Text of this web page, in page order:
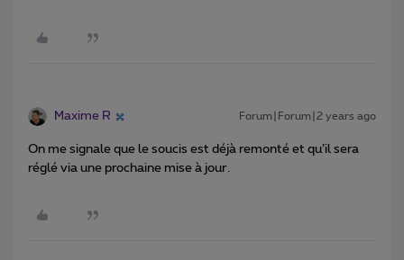
Maxime R Forum|Forum|2 years ago
On me signale que le soucis est déjà remonté et qu’il sera
réglé via une prochaine mise à jour.